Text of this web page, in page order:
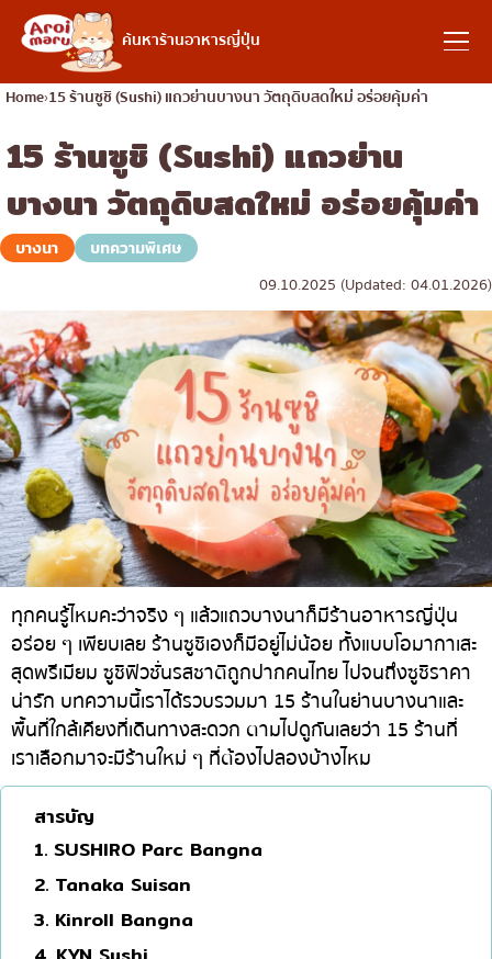
ค้นหาร้านอาหารญี่ปุ่น
อาหารญี่ปุ่น
ค้นหาร้านอาหาร
ค้นหาตามประเภทอาหาร
ราเมง
อิซากายะ
ปิ้งย่างญี่ปุ่น/ยากินิกุ
คัตสึด้ง/ทงคัตสึ
ชาบูชาบู/สุกี้ยากี้
แกงกะหรี่ญี่ปุ่น
ไก่ย่างเสียบไม้สไตล์ญี่ปุ่น
โซบะ/อุด้ง
ขนมหวานญี่ปุ่น
เทมปุระ
โอมากาเสะ
ร้านอาหารญี่ปุ่นระดับพรีเมียม
ซาชิมิ/อาหารทะเล
อาหารตะวันตกสไตล์ญี่ปุ่น
ปลาไหลย่าง
ข้าวปั้นญี่ปุ่น
ค้นหาตามพื้นที่
เจริญกรุง
ธนบุรี
สยาม
ทองหล่อ
เอกมัย
พร้อมพงษ์
อโศก
อารีย์
สีลม
สาทร
อ่อนนุช
พระราม 9
รัชดา
พระโขนง
เพลินจิต
คอลัมน์ความรู้
บทความพิเศษ
บทความที่KOLแนะนำ
Home 15 ร้านซูชิ (Sushi) แถวย่านบางนา วัตถุดิบสดใหม่ อร่อยคุ้มค่า
15 ร้านซูชิ (Sushi) แถวย่าน
บางนา วัตถุดิบสดใหม่ อร่อยคุ้มค่า
บางนา
บทความพิเศษ
09.10.2025 (Updated: 04.01.2026)
ทุกคนรู้ไหมคะว่าจริง ๆ แล้วแถวบางนาก็มีร้านอาหารญี่ปุ่น
อร่อย ๆ เพียบเลย ร้านซูชิเองก็มีอยู่ไม่น้อย ทั้งแบบโอมากาเสะ
สุดพรีเมียม ซูชิฟิวชั่นรสชาติถูกปากคนไทย ไปจนถึงซูชิราคา
น่ารัก บทความนี้เราได้รวบรวมมา 15 ร้านในย่านบางนาและ
พื้นที่ใกล้เคียงที่เดินทางสะดวก ตามไปดูกันเลยว่า 15 ร้านที่
เราเลือกมาจะมีร้านใหม่ ๆ ที่ต้องไปลองบ้างไหม
สารบัญ
1. SUSHIRO Parc Bangna
2. Tanaka Suisan
3. Kinroll Bangna